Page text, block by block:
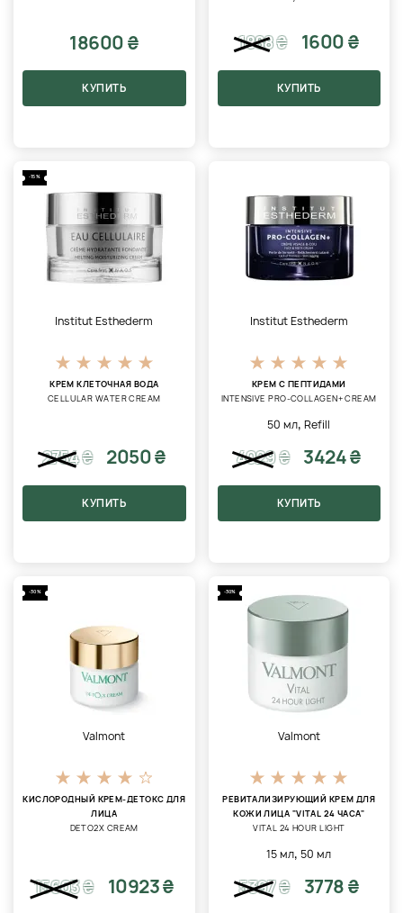
18600 ₴
КУПИТЬ
1888₴ 1600 ₴
КУПИТЬ
-15%
Institut Esthederm
КРЕМ КЛЕТОЧНАЯ ВОДА
CELLULAR WATER CREAM
2754₴ 2050 ₴
КУПИТЬ
Institut Esthederm
КРЕМ С ПЕПТИДАМИ
INTENSIVE PRO-COLLAGEN+ CREAM
50 мл,Refill
4029₴ 3424 ₴
КУПИТЬ
-30%
Valmont
КИСЛОРОДНЫЙ КРЕМ-ДЕТОКС ДЛЯ
ЛИЦА
DETO2X CREAM
15603₴ 10923 ₴
-30%
Valmont
РЕВИТАЛИЗИРУЮЩИЙ КРЕМ ДЛЯ
КОЖИ ЛИЦА "VITAL 24 ЧАСА"
VITAL 24 HOUR LIGHT
15 мл, 50 мл
5397₴ 3778 ₴